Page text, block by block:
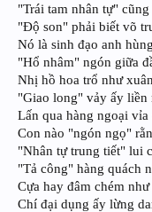
"Trái tam nhân tự"
"Độ son" phải biết võ
Nó là sinh đạo anh
"Hổ nhâm" ngón giữa
Nhị hồ hoa trổ như
"Giao long" vảy ấy liền
Lấn qua hàng ngoại vỉa
Con nào "ngón ngọ"
"Nhân tự trung tiết" lui
"Tả công" hàng quách
Cựa hay đâm chém
Chí đại dụng ấy lừng